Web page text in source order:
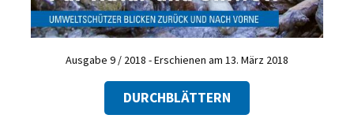
Ausgabe 9 / 2018 - Erschienen am 13. März 2018
DURCHBLÄTTERN